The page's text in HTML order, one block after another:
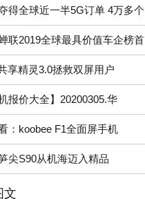
得全球近一半5G订单 4万多个
联2019全球最具价值车企榜首
享精灵3.0拯救双屏用户
机报价大全】20200305.华
：koobee F1全面屏手机
尖S90从机海迈入精品
文